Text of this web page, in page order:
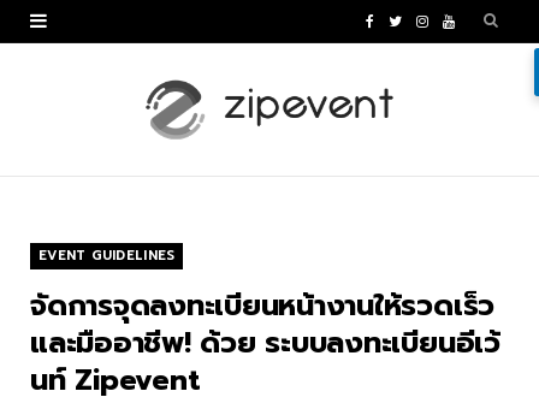
c
T I Y
EVENT GUIDELINES
จัดการจุดลงทะเบียนหน้างานให้รวดเร็ว
และมืออาชีพ! ด้วย ระบบลงทะเบียนอีเว้
นท์ Zipevent